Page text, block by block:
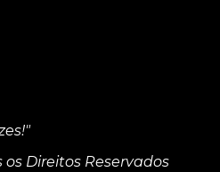
Direitos Reservados